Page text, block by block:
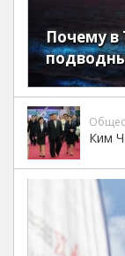
Почему в
Ким